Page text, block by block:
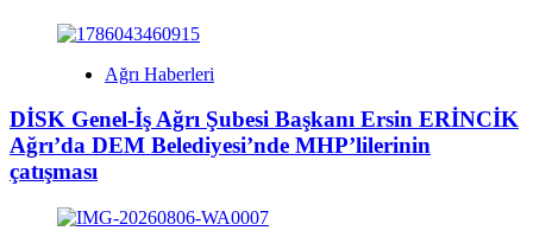
Ağrı Haberleri
DİSK Genel-İş Ağrı Şubesi Başkanı Ersin ERİNCİK
Ağrı’da DEM Belediyesi’nde MHP’lilerinin
çatışması